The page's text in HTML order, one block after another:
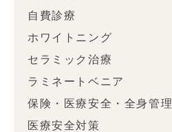
自費診療
ホワイトニング
セラミック治療
ラミネートベニア
保険・医療安全・全身管理
医療安全対策